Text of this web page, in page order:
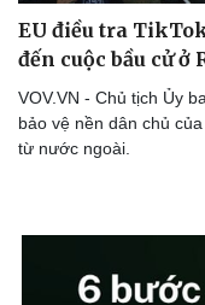
EU điều tra
đến cuộc bầu cử ở
VOV.VN - Chủ tịch Ủy
bảo vệ nền dân chủ
từ nước ngoài.